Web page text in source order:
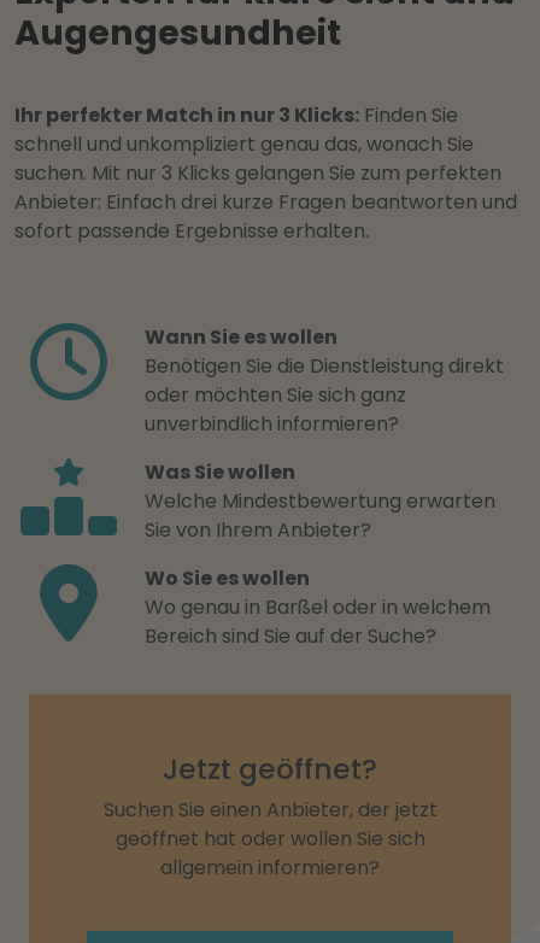
Augengesundheit
Ihr perfekter Match in nur 3 Klicks: Finden Sie
schnell und unkompliziert genau das, wonach Sie
suchen. Mit nur 3 Klicks gelangen Sie zum perfekten
Anbieter: Einfach drei kurze Fragen beantworten und
sofort passende Ergebnisse erhalten.
Wann Sie es wollen
Benötigen Sie die Dienstleistung direkt
oder möchten Sie sich ganz
unverbindlich informieren?
Was Sie wollen
Welche Mindestbewertung erwarten
Sie von Ihrem Anbieter?
Wo Sie es wollen
Wo genau in Barßel oder in welchem
Bereich sind Sie auf der Suche?
Jetzt geöffnet?
Suchen Sie einen Anbieter, der jetzt
geöffnet hat oder wollen Sie sich
allgemein informieren?